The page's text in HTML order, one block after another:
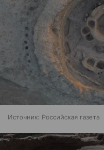
Источник: Российская газета